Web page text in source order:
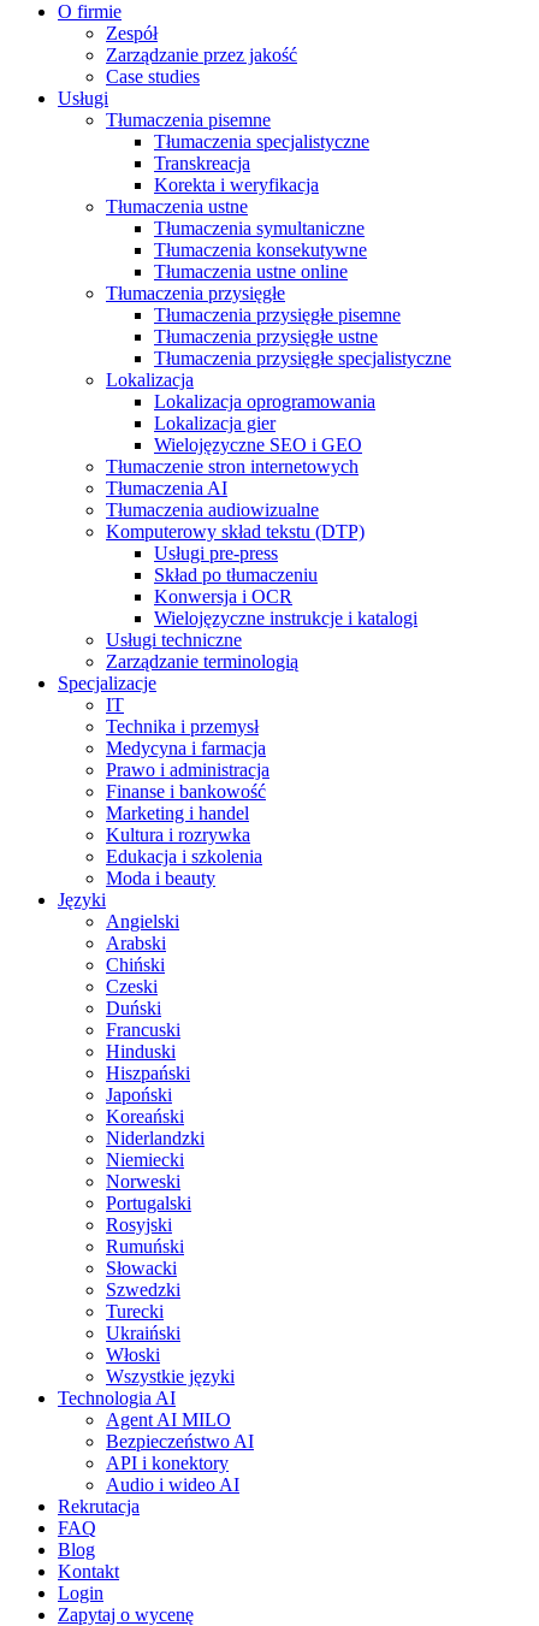
O firmie
Zespół
Zarządzanie przez jakość
Case studies
Usługi
Tłumaczenia pisemne
Tłumaczenia specjalistyczne
Transkreacja
Korekta i weryfikacja
Tłumaczenia ustne
Tłumaczenia symultaniczne
Tłumaczenia konsekutywne
Tłumaczenia ustne online
Tłumaczenia przysięgłe
Tłumaczenia przysięgłe pisemne
Tłumaczenia przysięgłe ustne
Tłumaczenia przysięgłe specjalistyczne
Lokalizacja
Lokalizacja oprogramowania
Lokalizacja gier
Wielojęzyczne SEO i GEO
Tłumaczenie stron internetowych
Tłumaczenia AI
Tłumaczenia audiowizualne
Komputerowy skład tekstu (DTP)
Usługi pre-press
Skład po tłumaczeniu
Konwersja i OCR
Wielojęzyczne instrukcje i katalogi
Usługi techniczne
Zarządzanie terminologią
Specjalizacje
IT
Technika i przemysł
Medycyna i farmacja
Prawo i administracja
Finanse i bankowość
Marketing i handel
Kultura i rozrywka
Edukacja i szkolenia
Moda i beauty
Języki
Angielski
Arabski
Chiński
Czeski
Duński
Francuski
Hinduski
Hiszpański
Japoński
Koreański
Niderlandzki
Niemiecki
Norweski
Portugalski
Rosyjski
Rumuński
Słowacki
Szwedzki
Turecki
Ukraiński
Włoski
Wszystkie języki
Technologia AI
Agent AI MILO
Bezpieczeństwo AI
API i konektory
Audio i wideo AI
Rekrutacja
FAQ
Blog
Kontakt
Login
Zapytaj o wycenę